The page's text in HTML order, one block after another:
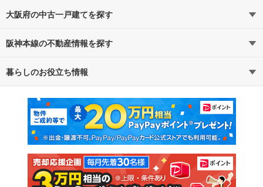
大阪府の中古一戸建てを探す
路線・駅から探す
通勤・通学時間から探す
阪神本線の不動産情報を探す
不動産・住宅
新築マンション 中古マンション
新築一戸建て 中古一戸建て
注文住宅 土地
暮らしのお役立ち情報
マンションカタログ 教えて！住まいの先生